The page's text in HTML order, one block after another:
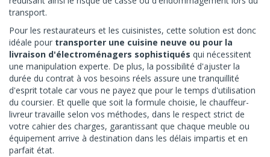
transport.
Pour les restaurateurs et les cuisinistes, cette solution est donc
idéale pour transporter une cuisine neuve ou pour la
livraison d'électroménagers sophistiqués qui nécessitent
une manipulation experte. De plus, la possibilité d'ajuster la
durée du contrat à vos besoins réels assure une tranquillité
d'esprit totale car vous ne payez que pour le temps d'utilisation
du coursier. Et quelle que soit la formule choisie, le chauffeur-
livreur travaille selon vos méthodes, dans le respect strict de
votre cahier des charges, garantissant que chaque meuble ou
équipement arrive à destination dans les délais impartis et en
parfait état.